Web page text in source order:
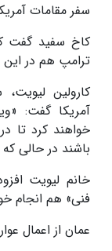
سفر مقامات
کاخ سفید گفت
ترامپ هم در
کارولین
آمریکا گفت:
خواهند کرد تا
باشند در حالی
خانم لیویت
فنی» هم انجام
عمان از اعمال